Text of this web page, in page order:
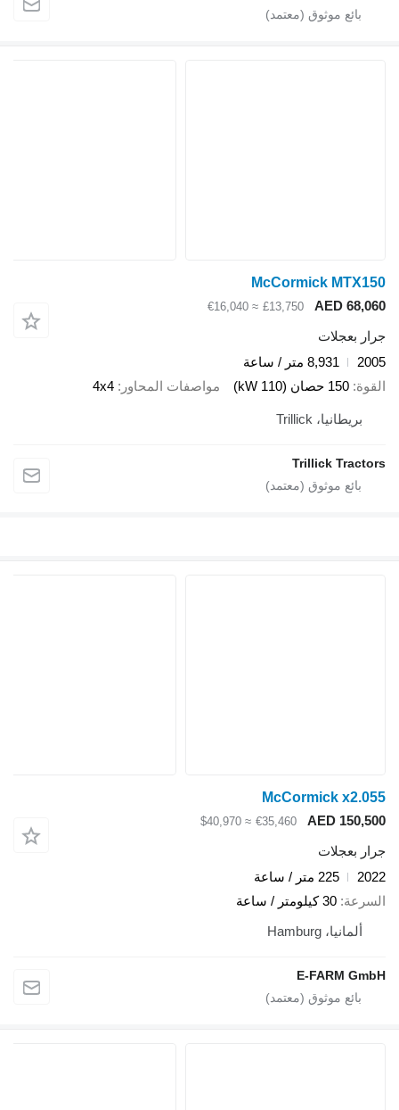
McCormick MTX150
AED 68,060
£13,750
≈ €16,040
جرار بعجلات
2005
8,931 متر / ساعة
القوة 150 حصان (110 kW) مواصفات المحاور 4x4
بريطانيا، Trillick
Trillick Tractors
McCormick x2.055
AED 150,500
€35,460
≈ $40,970
جرار بعجلات
2022
225 متر / ساعة
السرعة 30 كيلومتر / ساعة
ألمانيا، Hamburg
E-FARM GmbH